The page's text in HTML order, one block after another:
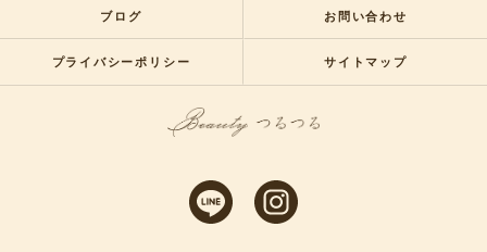
ブログ お問い合わせ
プライバシーポリシー サイトマップ